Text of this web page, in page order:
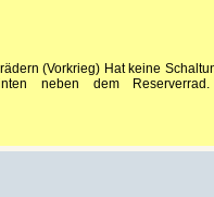
(Vorkrieg) Hat keine
neben dem